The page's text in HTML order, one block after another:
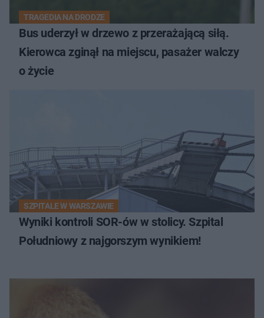
TRAGEDIA NA DRODZE
Bus uderzył w drzewo z przerażającą siłą.
Kierowca zginął na miejscu, pasażer walczy
o życie
SZPITALE W WARSZAWIE
Wyniki kontroli SOR-ów w stolicy. Szpital
Południowy z najgorszym wynikiem!